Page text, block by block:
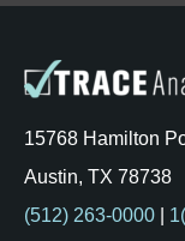
15768 Hamilton
Austin, TX 78738
(512) 263-0000|